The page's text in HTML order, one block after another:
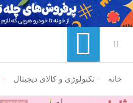
منوی ناوبری خرده نان
خانه تکنولوژی و کالای دیجیتال